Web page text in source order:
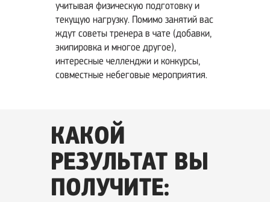
учитывая физическую подготовку и
текущую нагрузку. Помимо занятий вас
ждут советы тренера в чате (добавки,
экипировка и многое другое),
интересные челленджи и конкурсы,
совместные небеговые мероприятия.
КАКОЙ
РЕЗУЛЬТАТ ВЫ
ПОЛУЧИТЕ: